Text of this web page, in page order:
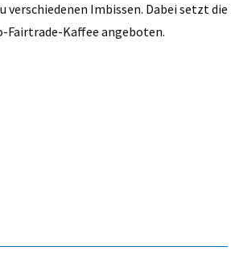
verschiedenen Imbissen. Dabei setzt die
Fairtrade-Kaffee angeboten.